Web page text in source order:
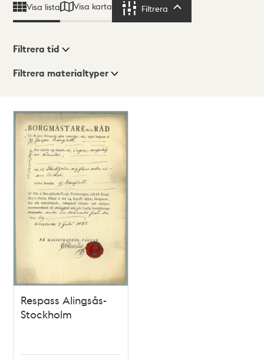
Visa lista Visa karta Filtrera
Visningsläge
Lista
Karta
Filtrera tid
Filtrera materialtyper
träffar
Respass Alingsås-
Stockholm